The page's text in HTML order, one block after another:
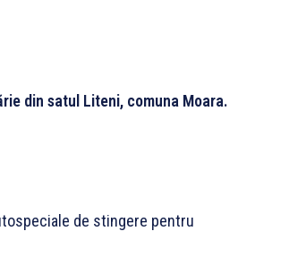
din satul Liteni, comuna Moara.
de stingere pentru